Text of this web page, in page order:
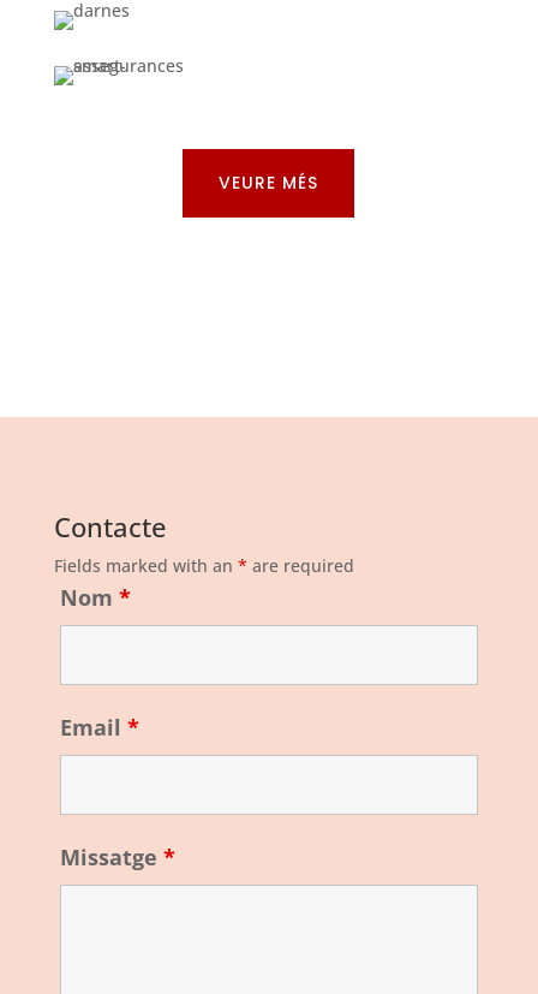
VEURE MÉS
Contacte
Fields marked with an * are required
Nom *
Email *
Missatge *